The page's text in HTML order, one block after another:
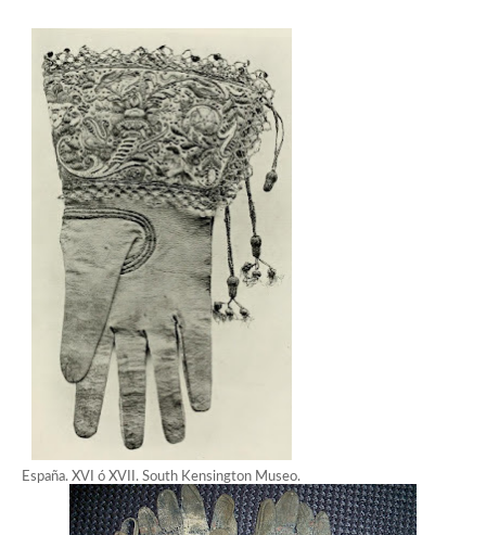
España. XVI ó XVII. South Kensington Museo.